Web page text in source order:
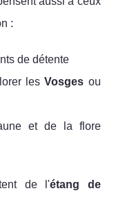
:
de détente
lesVosges ou
et de la flore
de l'étang de